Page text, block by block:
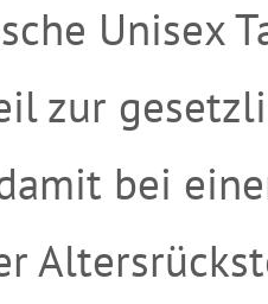
Unisex
zur
bei